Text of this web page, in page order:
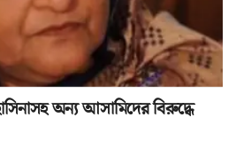
অন্য আসামিদের বিরুদ্ধে